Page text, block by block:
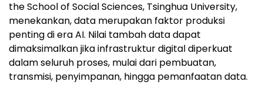
the School of Social Sciences, Tsinghua University,
menekankan, data merupakan faktor produksi
penting di era AI. Nilai tambah data dapat
dimaksimalkan jika infrastruktur digital diperkuat
dalam seluruh proses, mulai dari pembuatan,
transmisi, penyimpanan, hingga pemanfaatan data.